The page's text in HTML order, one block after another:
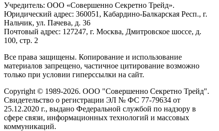
Учредитель: ООО «Совершенно Секретно Трейд».
Юридический адрес: 360051, Кабардино-Балкарская Респ., г.
Нальчик, ул. Пачева, д. 36
Почтовый адрес: 127247, г. Москва, Дмитровское шоссе, д.
100, стр. 2
Все права защищены. Копирование и использование
материалов запрещено, частичное цитирование возможно
только при условии гиперссылки на сайт.
Copyright © 1989-2026. ООО "Совершенно Секретно Трейд".
Свидетельство о регистрации ЭЛ № ФС 77-79634 от
25.12.2020 г., выдано Федеральной службой по надзору в
сфере связи, информационных технологий и массовых
коммуникаций.